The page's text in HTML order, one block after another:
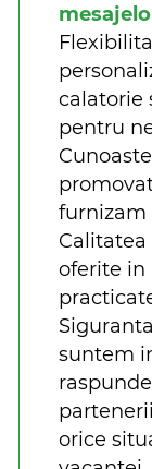
calatorie
pentru
furnizam
oferite in
suntem
orice